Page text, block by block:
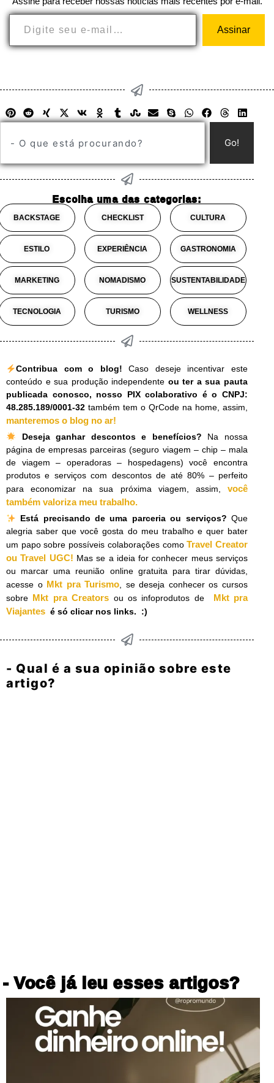
Assinar
Go!
Escolha uma das categorias:
BACKSTAGE CHECKLIST CULTURA
ESTILO EXPERIÊNCIA GASTRONOMIA
MARKETING NOMADISMO SUSTENTABILIDADE
TECNOLOGIA TURISMO WELLNESS
Contribua com o blog! Caso deseje incentivar este
conteúdo e sua produção independente ou ter a sua pauta
publicada conosco, nosso PIX colaborativo é o CNPJ:
48.285.189/0001-32 também tem o QrCode na home, assim,
manteremos o blog no ar!
Deseja ganhar descontos e benefícios? Na nossa
página de empresas parceiras (seguro viagem – chip – mala
de viagem – operadoras – hospedagens) você encontra
produtos e serviços com descontos de até 80% – perfeito
para economizar na sua próxima viagem, assim, você
também valoriza meu trabalho.
Está precisando de uma parceria ou serviços? Que
alegria saber que você gosta do meu trabalho e quer bater
um papo sobre possíveis colaborações comoTravel Creator
ou Travel UGC! Mas se a ideia for conhecer meus serviços
ou marcar uma reunião online gratuita para tirar dúvidas,
acesse o Mkt pra Turismo, se deseja conhecer os cursos
sobre Mkt pra Creators ou os infoprodutos de
Mkt pra
Viajantes é só clicar nos links. :)
- Qual é a sua opinião sobre este
artigo?
- Você já leu esses artigos?